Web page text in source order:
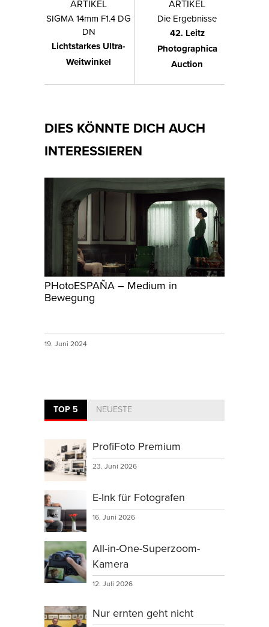
ARTIKEL
SIGMA 14mm F1.4 DG
DN
Lichtstarkes Ultra-
Weitwinkel
ARTIKEL
Die Ergebnisse
42. Leitz
Photographica
Auction
DIES KÖNNTE DICH AUCH
INTERESSIEREN
PHotoESPAÑA – Medium in
Bewegung
19. Juni 2024
TOP 5 NEUESTE
ProfiFoto Premium
23. Juni 2026
E-Ink für Fotografen
16. Juni 2026
All-in-One-Superzoom-
Kamera
12. Juli 2026
Nur ernten geht nicht